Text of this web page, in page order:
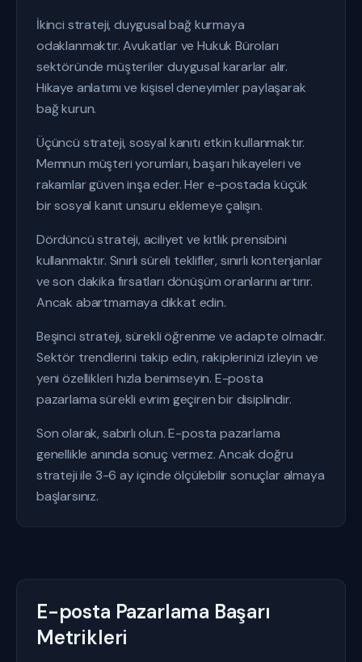
İkinci strateji, duygusal bağ kurmaya
odaklanmaktır. Avukatlar ve Hukuk Büroları
sektöründe müşteriler duygusal kararlar alır.
Hikaye anlatımı ve kişisel deneyimler paylaşarak
bağ kurun.
Üçüncü strateji, sosyal kanıtı etkin kullanmaktır.
Memnun müşteri yorumları, başarı hikayeleri ve
rakamlar güven inşa eder. Her e-postada küçük
bir sosyal kanıt unsuru eklemeye çalışın.
Dördüncü strateji, aciliyet ve kıtlık prensibini
kullanmaktır. Sınırlı süreli teklifler, sınırlı kontenjanlar
ve son dakika fırsatları dönüşüm oranlarını artırır.
Ancak abartmamaya dikkat edin.
Beşinci strateji, sürekli öğrenme ve adapte olmadır.
Sektör trendlerini takip edin, rakiplerinizi izleyin ve
yeni özellikleri hızla benimseyin. E-posta
pazarlama sürekli evrim geçiren bir disiplindir.
Son olarak, sabırlı olun. E-posta pazarlama
genellikle anında sonuç vermez. Ancak doğru
strateji ile 3-6 ay içinde ölçülebilir sonuçlar almaya
başlarsınız.
E-posta Pazarlama Başarı
Metrikleri